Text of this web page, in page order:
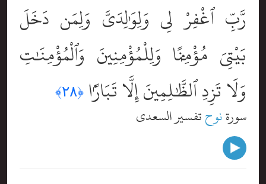
رَّبِّ ٱغْفِرْ لِى وَلِوَٰلِدَىَّ وَلِمَن دَخَلَ
بَيْتِىَ مُؤْمِنًۭا وَلِلْمُؤْمِنِينَ وَٱلْمُؤْمِنَٰتِ
وَلَا تَزِدِ ٱلظَّٰلِمِينَ إِلَّا تَبَارًۢا ﴿٢٨﴾
سورةنوحتفسير السعدي